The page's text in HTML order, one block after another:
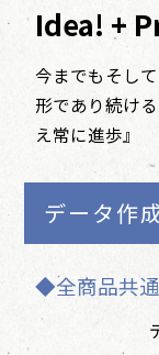
Idea! +
今までもそし
形であり続け
え常に進歩』
データ作
◆全商品共